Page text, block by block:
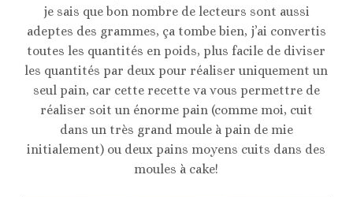
je sais que bon nombre de lecteurs sont aussi
adeptes des grammes, ça tombe bien, j’ai convertis
toutes les quantités en poids, plus facile de diviser
les quantités par deux pour réaliser uniquement un
seul pain, car cette recette va vous permettre de
réaliser soit un énorme pain (comme moi, cuit
dans un très grand moule à pain de mie
initialement) ou deux pains moyens cuits dans des
moules à cake!